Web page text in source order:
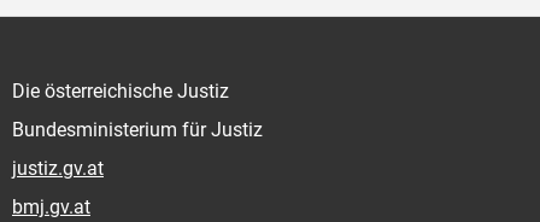
Die österreichische Justiz
Bundesministerium für Justiz
justiz.gv.at
bmj.gv.at